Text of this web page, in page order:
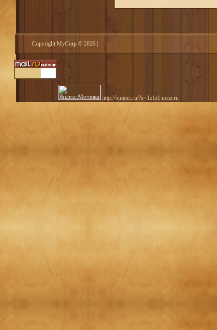
Copyright MyCorp © 2026
http://bminer.ru/?s=1z1z1.ucoz.ru